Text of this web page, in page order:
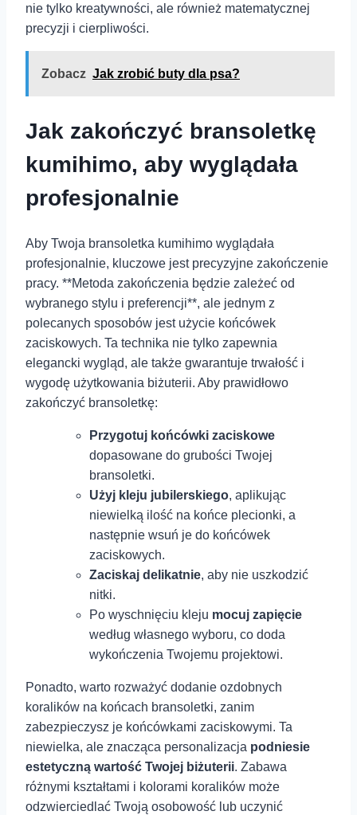
nie tylko kreatywności, ale również matematycznej
precyzji i cierpliwości.
Zobacz Jak zrobić buty dla psa?
Jak zakończyć bransoletkę
kumihimo, aby wyglądała
profesjonalnie
Aby Twoja bransoletka kumihimo wyglądała
profesjonalnie, kluczowe jest precyzyjne zakończenie
pracy. **Metoda zakończenia⁣ będzie zależeć od
⁤wybranego stylu i preferencji**, ale jednym z
polecanych sposobów jest użycie końcówek
zaciskowych. ⁤Ta technika nie tylko zapewnia
elegancki wygląd, ale także gwarantuje trwałość i
wygodę użytkowania biżuterii. Aby prawidłowo
zakończyć bransoletkę:
Przygotuj końcówki zaciskowe
dopasowane do grubości Twojej
bransoletki.
Użyj kleju ⁣jubilerskiego, aplikując
niewielką ilość na końce plecionki, a
następnie wsuń je do końcówek
zaciskowych.
Zaciskaj delikatnie, aby nie uszkodzić
nitki.
Po wyschnięciu kleju mocuj zapięcie
według własnego wyboru, co doda
wykończenia Twojemu projektowi.
Ponadto, warto rozważyć dodanie ozdobnych
koralików na końcach bransoletki, zanim
zabezpieczysz je końcówkami zaciskowymi. Ta
niewielka, ⁣ale znacząca personalizacja podniesie
⁢estetyczną wartość Twojej biżuterii. Zabawa
różnymi ⁣kształtami i kolorami koralików może
odzwierciedlać Twoją osobowość lub uczynić